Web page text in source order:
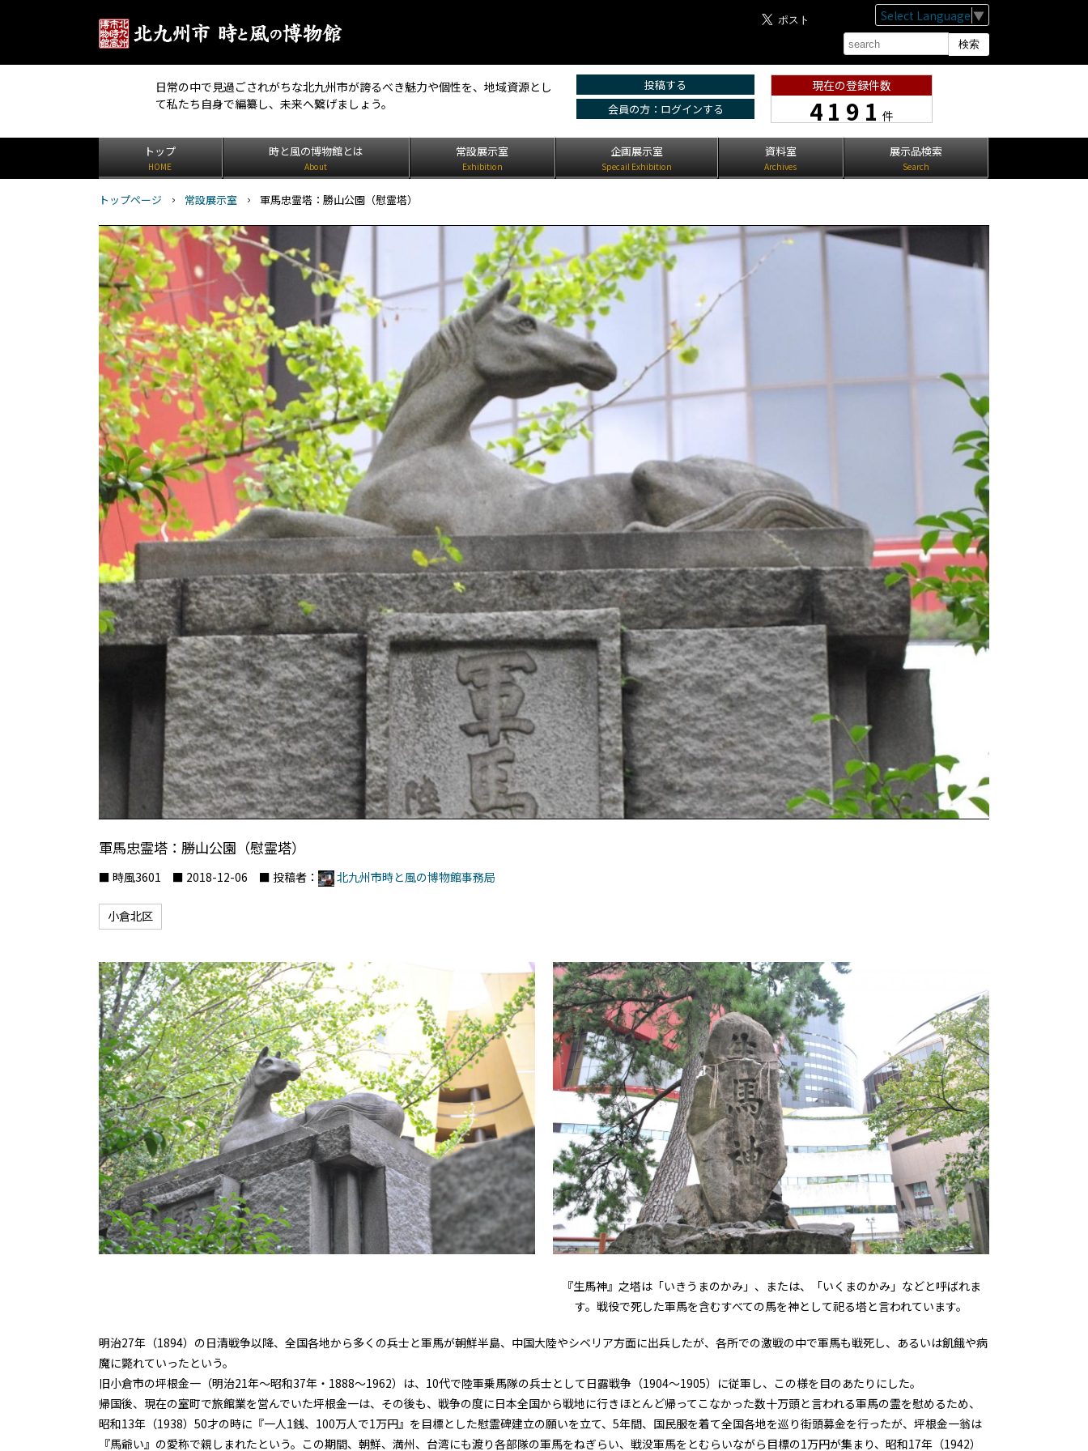
Select Language ▼
日常の中で見過ごされがちな北九州市が誇るべき魅力や個性を、地域資源とし
て私たち自身で編纂し、未来へ繋げましょう。
投稿する
会員の方：ログインする
現在の登録件数
4191件
トップ
HOME
時と風の博物館とは
About
常設展示室
Exhibition
企画展示室
Specail Exhibition
資料室
Archives
展示品検索
Search
トップページ 常設展示室 軍馬忠霊塔：勝山公園（慰霊塔）
軍馬忠霊塔：勝山公園（慰霊塔）
■ 時風3601 ■ 2018-12-06 ■ 投稿者： 北九州市時と風の博物館事務局
小倉北区
『生馬神』之塔は「いきうまのかみ」、または、「いくまのかみ」などと呼ばれま
す。戦役で死した軍馬を含むすべての馬を神として祀る塔と言われています。
明治27年（1894）の日清戦争以降、全国各地から多くの兵士と軍馬が朝鮮半島、中国大陸やシベリア方面に出兵したが、各所での激戦の中で軍馬も戦死し、あるいは飢餓や病
魔に斃れていったという。
旧小倉市の坪根金一（明治21年～昭和37年・1888～1962）は、10代で陸軍乗馬隊の兵士として日露戦争（1904～1905）に従軍し、この様を目のあたりにした。
帰国後、現在の室町で旅館業を営んでいた坪根金一は、その後も、戦争の度に日本全国から戦地に行きほとんど帰ってこなかった数十万頭と言われる軍馬の霊を慰めるため、
昭和13年（1938）50才の時に『一人1銭、100万人で1万円』を目標とした慰霊碑建立の願いを立て、5年間、国民服を着て全国各地を巡り街頭募金を行ったが、坪根金一翁は
『馬爺い』の愛称で親しまれたという。この期間、朝鮮、満州、台湾にも渡り各部隊の軍馬をねぎらい、戦没軍馬をとむらいながら目標の1万円が集まり、昭和17年（1942）